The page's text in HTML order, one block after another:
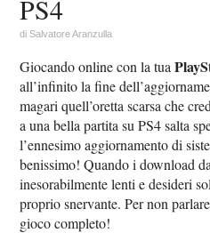
PS4
diSalvatore Aranzulla
Giocando online con la tua
all’infinito la fine
magari quell’oretta scarsa che
a una bella partita su PS4 salta
l’ennesimo aggiornamento di
benissimo! Quando i download
inesorabilmente lenti e desideri
proprio snervante. Per non
gioco completo!